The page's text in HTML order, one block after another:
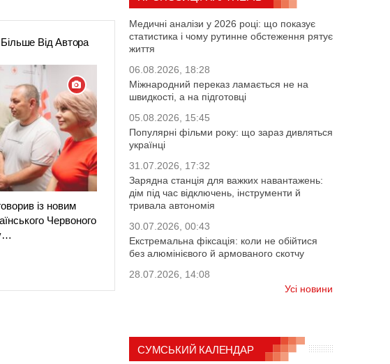
Більше Від Автора
із новим
Червоного
Медичні аналізи у 2026 році: що показує
статистика і чому рутинне обстеження рятує
життя
06.08.2026, 18:28
Міжнародний переказ ламається не на
швидкості, а на підготовці
05.08.2026, 15:45
Популярні фільми року: що зараз дивляться
українці
31.07.2026, 17:32
Зарядна станція для важких навантажень:
дім під час відключень, інструменти й
тривала автономія
30.07.2026, 00:43
Екстремальна фіксація: коли не обійтися
без алюмінієвого й армованого скотчу
28.07.2026, 14:08
Усі новини
СУМСЬКИЙ КАЛЕНДАР